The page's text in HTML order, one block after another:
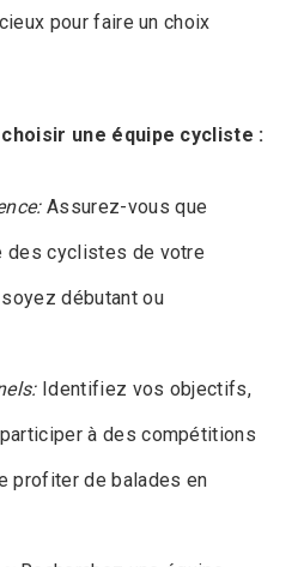
pour faire un choix
une équipe cycliste :
Assurez-vous que
des cyclistes de votre
débutant ou
Identifiez vos objectifs,
participer à des compétitions
profiter de balades en